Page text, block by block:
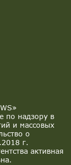
по надзору в
и массовых
о
г.
активная